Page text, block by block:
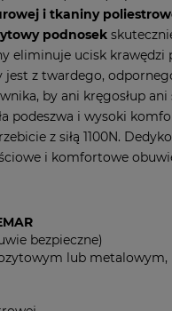
i tkaniny
podnosek
eliminuje ucisk
z twardego,
by ani kręgosłup
podeszwa i wysoki
z siłą 1100N.
i komfortowe
bezpieczne)
lub metalowym,